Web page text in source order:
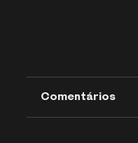
Comentários